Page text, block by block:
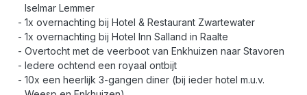
Iselmar Lemmer
1x overnachting bij Hotel & Restaurant Zwartewater
1x overnachting bij Hotel Inn Salland in Raalte
Overtocht met de veerboot van Enkhuizen naar Stavoren
Iedere ochtend een royaal ontbijt
10x een heerlijk 3-gangen diner (bij ieder hotel m.u.v.